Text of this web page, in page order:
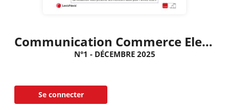
Communication Commerce Electronique
N°1 - DÉCEMBRE 2025
Se connecter